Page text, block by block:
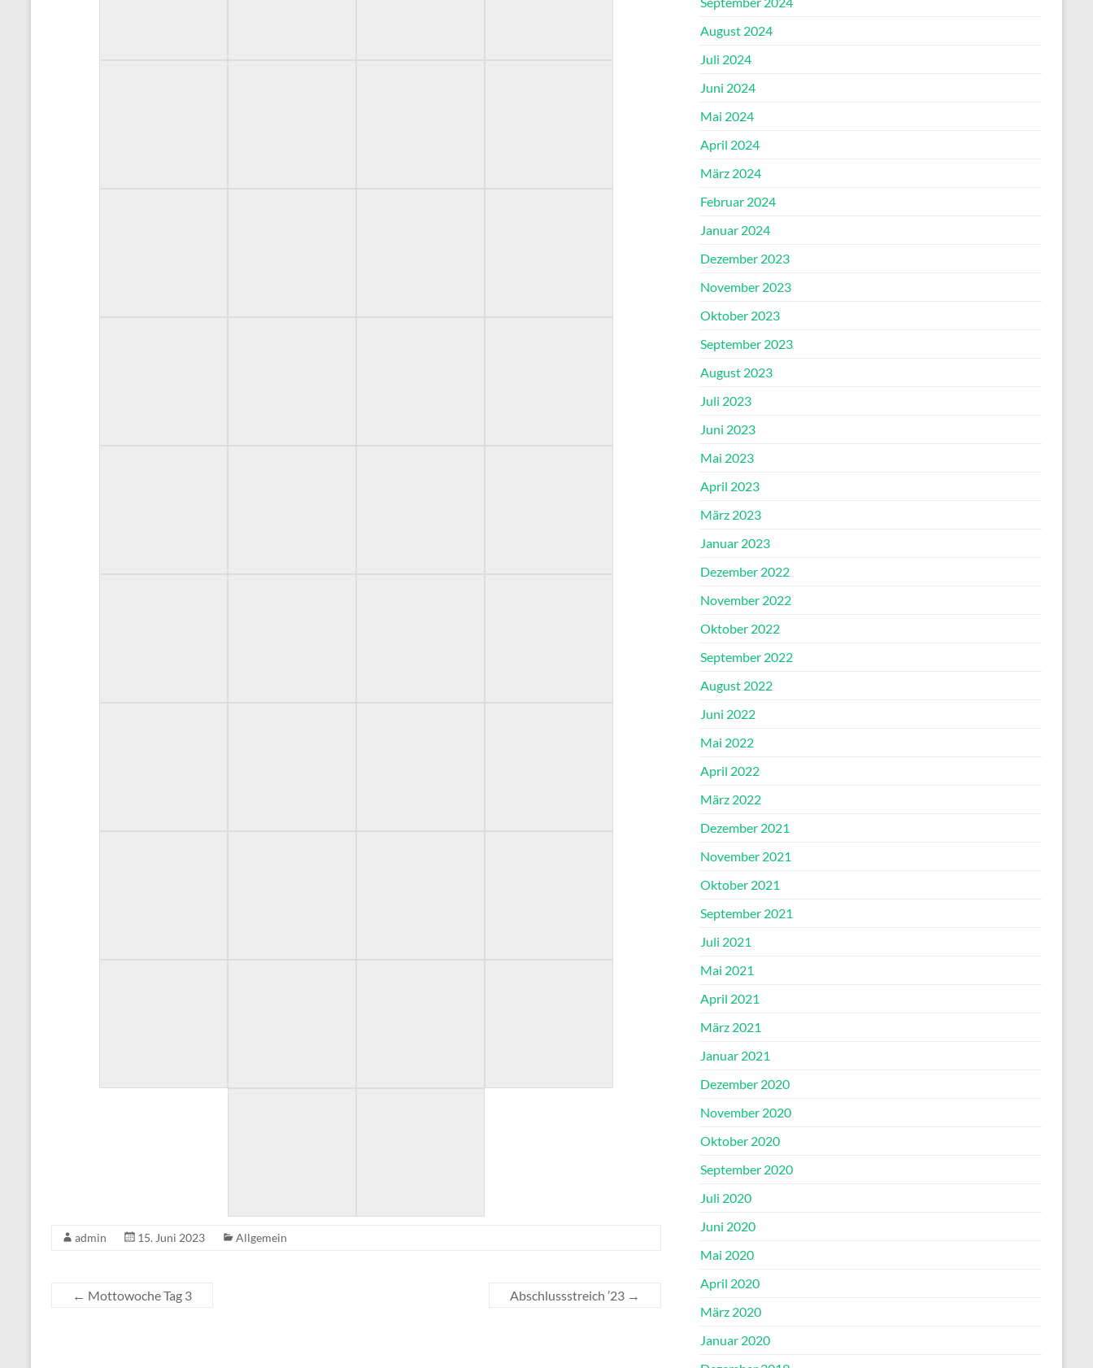
admin 15. Juni 2023 Allgemein
← Mottowoche Tag 3 Abschlussstreich ’23 →
August 2024
Juli 2024
Juni 2024
Mai 2024
April 2024
März 2024
Februar 2024
Januar 2024
Dezember 2023
November 2023
Oktober 2023
September 2023
August 2023
Juli 2023
Juni 2023
Mai 2023
April 2023
März 2023
Januar 2023
Dezember 2022
November 2022
Oktober 2022
September 2022
August 2022
Juni 2022
Mai 2022
April 2022
März 2022
Dezember 2021
November 2021
Oktober 2021
September 2021
Juli 2021
Mai 2021
April 2021
März 2021
Januar 2021
Dezember 2020
November 2020
Oktober 2020
September 2020
Juli 2020
Juni 2020
Mai 2020
April 2020
März 2020
Januar 2020